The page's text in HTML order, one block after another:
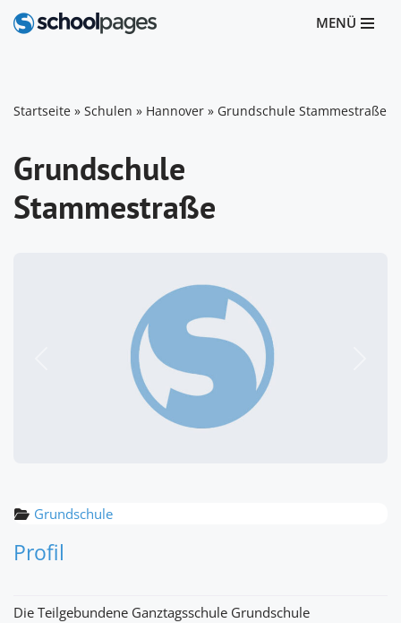
MENÜ
Startseite » Schulen » Hannover » Grundschule Stammestraße
Grundschule
Stammestraße
Grundschule
Profil
Die Teilgebundene Ganztagsschule Grundschule